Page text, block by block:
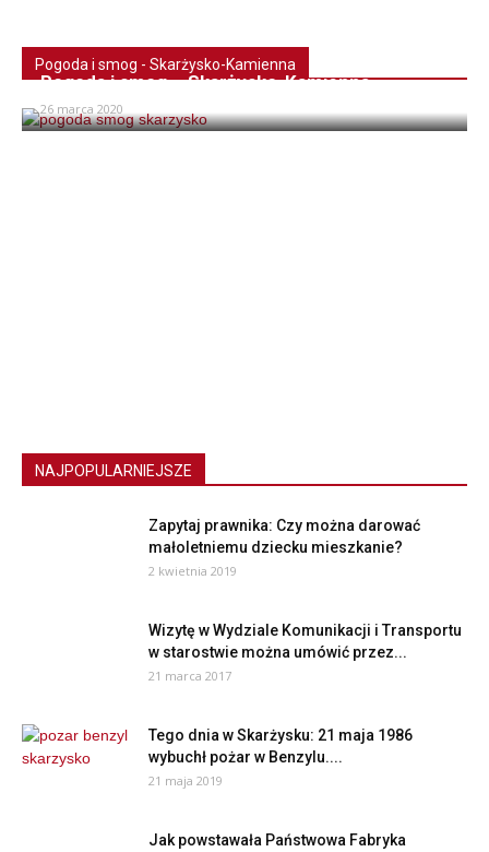
Pogoda i smog - Skarżysko-Kamienna
Pogoda i smog – Skarżysko-Kamienna
26 marca 2020
NAJPOPULARNIEJSZE
Zapytaj prawnika: Czy można darować
małoletniemu dziecku mieszkanie?
2 kwietnia 2019
Wizytę w Wydziale Komunikacji i Transportu
w starostwie można umówić przez...
21 marca 2017
Tego dnia w Skarżysku: 21 maja 1986
wybuchł pożar w Benzylu....
21 maja 2019
Jak powstawała Państwowa Fabryka